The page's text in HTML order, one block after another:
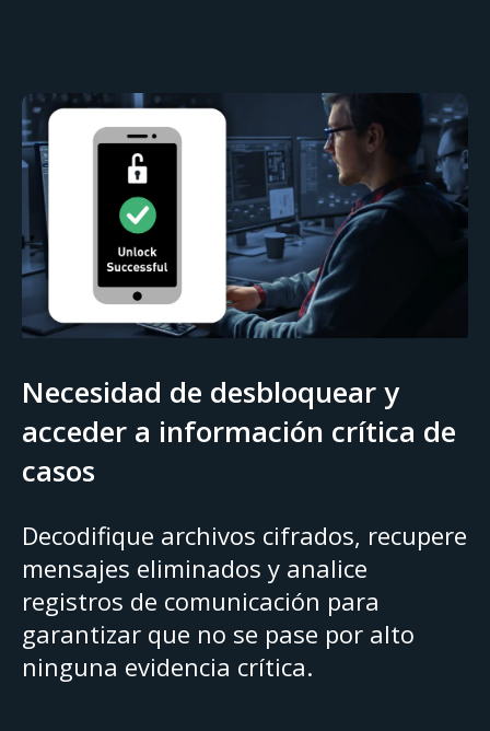
Necesidad de desbloquear y
acceder a información crítica de
casos
Decodifique archivos cifrados, recupere
mensajes eliminados y analice
registros de comunicación para
garantizar que no se pase por alto
ninguna evidencia crítica.